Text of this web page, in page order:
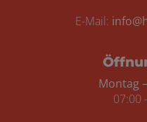
E-Mail:
Montag
07:00